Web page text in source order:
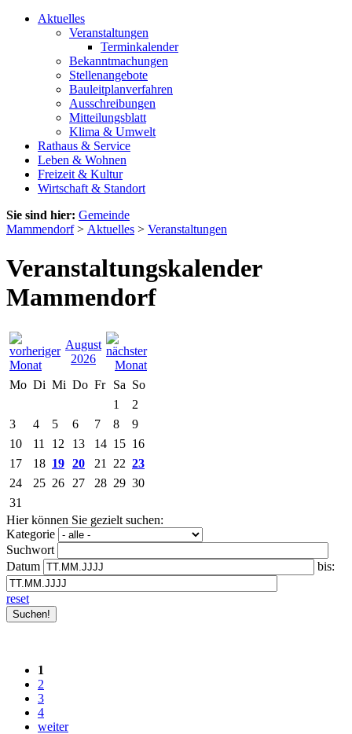
Aktuelles
Veranstaltungen
Terminkalender
Bekanntmachungen
Stellenangebote
Bauleitplanverfahren
Ausschreibungen
Mitteilungsblatt
Klima & Umwelt
Rathaus & Service
Leben & Wohnen
Freizeit & Kultur
Wirtschaft & Standort
Sie sind hier: Gemeinde
Mammendorf> Aktuelles > Veranstaltungen
Veranstaltungskalender
Mammendorf
August
2026
Mo Di Mi Do Fr Sa So
1
2
3
4 5 6 7 8
9
10
11 12 13 14 15 16
17
18 19 20 21 22 23
24
25 26 27 28 29 30
31
Hier können Sie gezielt suchen:
Kategorie
Suchwort
Datum
bis:
reset
1
2
3
4
weiter